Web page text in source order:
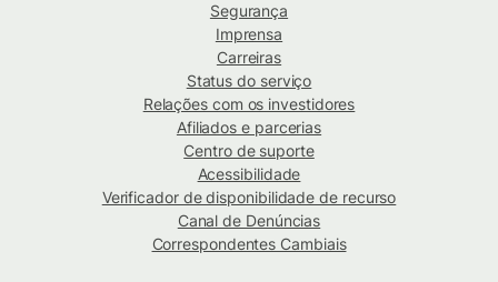
Segurança
Imprensa
Carreiras
Status do serviço
Relações com os investidores
Afiliados e parcerias
Centro de suporte
Acessibilidade
Verificador de disponibilidade de recurso
Canal de Denúncias
Correspondentes Cambiais